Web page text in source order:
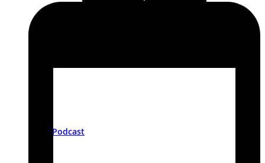
Podcast